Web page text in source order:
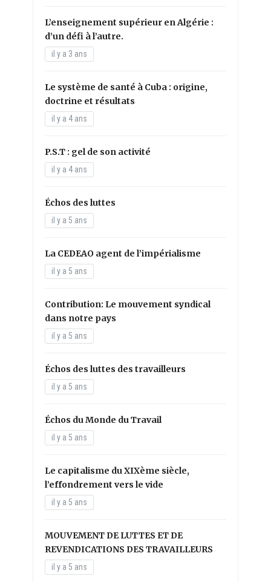
L’enseignement supérieur en Algérie :
d’un défi à l’autre.
il y a 3 ans
Le système de santé à Cuba : origine,
doctrine et résultats
il y a 4 ans
P.S.T : gel de son activité
il y a 4 ans
Échos des luttes
il y a 5 ans
La CEDEAO agent de l’impérialisme
il y a 5 ans
Contribution: Le mouvement syndical
dans notre pays
il y a 5 ans
Échos des luttes des travailleurs
il y a 5 ans
Échos du Monde du Travail
il y a 5 ans
Le capitalisme du XIXème siècle,
l’effondrement vers le vide
il y a 5 ans
MOUVEMENT DE LUTTES ET DE
REVENDICATIONS DES TRAVAILLEURS
il y a 5 ans